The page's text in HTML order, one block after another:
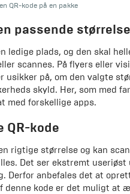
QR-kode på en pakke
passende størrelse
ledige plads, og den skal
scannes. På flyers eller
på, om den valgte
skyld. Her, som med
med forskellige apps.
QR-kode
rigtige størrelse og kan
Det ser ekstremt useriøst
Derfor anbefales det at
denne kode er det muligt at